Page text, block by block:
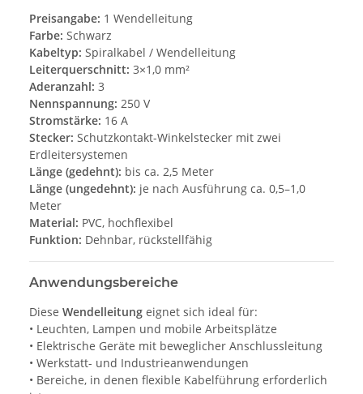
Preisangabe: 1 Wendelleitung
Farbe: Schwarz
Kabeltyp: Spiralkabel / Wendelleitung
Leiterquerschnitt: 3×1,0 mm²
Aderanzahl: 3
Nennspannung: 250 V
Stromstärke: 16 A
Stecker: Schutzkontakt-Winkelstecker mit zwei
Erdleitersystemen
Länge (gedehnt): bis ca. 2,5 Meter
Länge (ungedehnt): je nach Ausführung ca. 0,5–1,0
Meter
Material: PVC, hochflexibel
Funktion: Dehnbar, rückstellfähig
Anwendungsbereiche
Diese Wendelleitung eignet sich ideal für:
• Leuchten, Lampen und mobile Arbeitsplätze
• Elektrische Geräte mit beweglicher Anschlussleitung
• Werkstatt- und Industrieanwendungen
• Bereiche, in denen flexible Kabelführung erforderlich